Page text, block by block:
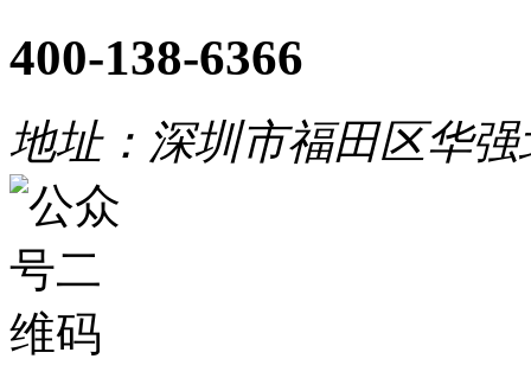
400-138-6366
地址：深圳市福田区华